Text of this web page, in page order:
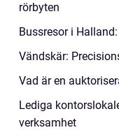
rörbyten
Bussresor i
Vändskär:
Vad är en
Lediga
verksamhet